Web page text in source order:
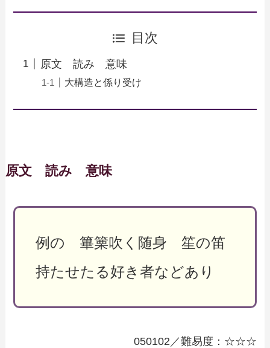
目次
原文 読み 意味
大構造と係り受け
原文 読み 意味
例の 篳篥吹く随身 笙の笛
持たせたる好き者などあり
050102／難易度：☆☆☆